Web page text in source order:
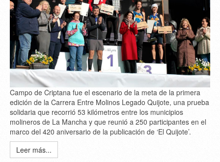
Campo de Criptana fue el escenario de la meta de la primera
edición de la Carrera Entre Molinos Legado Quijote, una prueba
solidaria que recorrió 53 kilómetros entre los municipios
molineros de La Mancha y que reunió a 250 participantes en el
marco del 420 aniversario de la publicación de ‘El Quijote’.
Leer más...